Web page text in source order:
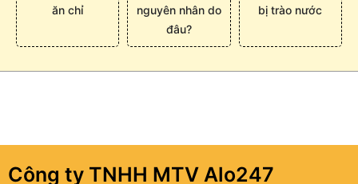
ăn chỉ
nguyên nhân do
đâu?
bị trào nước
Công ty TNHH MTV Alo247